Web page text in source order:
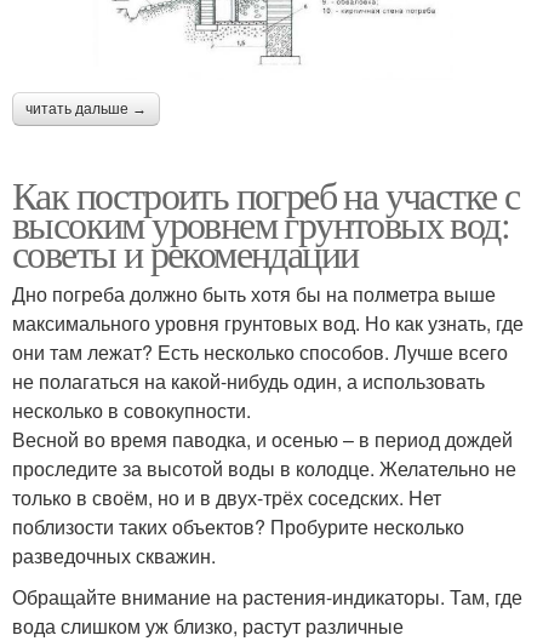
читать дальше →
Как построить погреб на участке с
высоким уровнем грунтовых вод:
советы и рекомендации
Дно погреба должно быть хотя бы на полметра выше
максимального уровня грунтовых вод. Но как узнать, где
они там лежат? Есть несколько способов. Лучше всего
не полагаться на какой-нибудь один, а использовать
несколько в совокупности.
Весной во время паводка, и осенью – в период дождей
проследите за высотой воды в колодце. Желательно не
только в своём, но и в двух-трёх соседских. Нет
поблизости таких объектов? Пробурите несколько
разведочных скважин.
Обращайте внимание на растения-индикаторы. Там, где
вода слишком уж близко, растут различные